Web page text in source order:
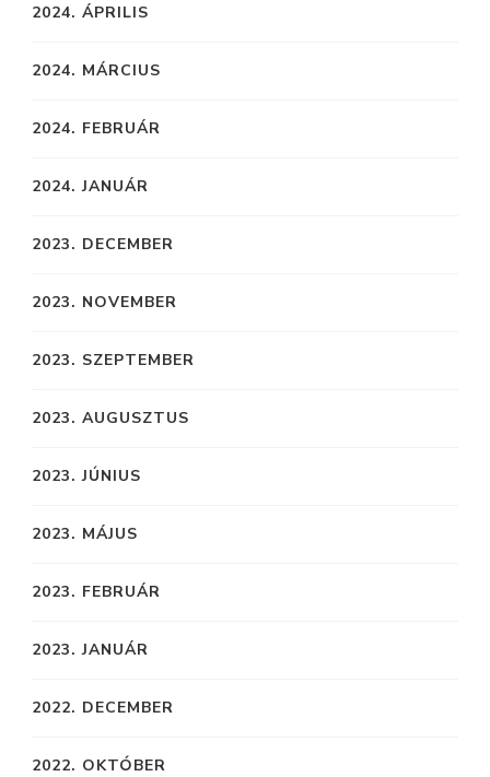
2024. ÁPRILIS
2024. MÁRCIUS
2024. FEBRUÁR
2024. JANUÁR
2023. DECEMBER
2023. NOVEMBER
2023. SZEPTEMBER
2023. AUGUSZTUS
2023. JÚNIUS
2023. MÁJUS
2023. FEBRUÁR
2023. JANUÁR
2022. DECEMBER
2022. OKTÓBER